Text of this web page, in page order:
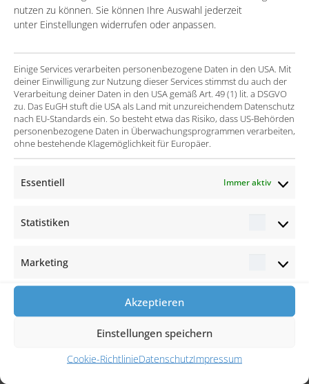
nutzen zu können. Sie können Ihre Auswahl jederzeit
unter Einstellungen widerrufen oder anpassen.
Einige Services verarbeiten personenbezogene Daten in den USA. Mit
deiner Einwilligung zur Nutzung dieser Services stimmst du auch der
Verarbeitung deiner Daten in den USA gemäß Art. 49 (1) lit. a DSGVO
zu. Das EuGH stuft die USA als Land mit unzureichendem Datenschutz
nach EU-Standards ein. So besteht etwa das Risiko, dass US-Behörden
personenbezogene Daten in Überwachungsprogrammen verarbeiten,
ohne bestehende Klagemöglichkeit für Europäer.
Essentiell Immer aktiv
Statistiken
Marketing
Akzeptieren
Einstellungen speichern
Cookie-RichtlinieDatenschutzImpressum
Mehr Informationen gewünscht? Besuchen Sie unsere
Seiten zu unserenLeistungen und Lösungen im
Supplier Risk Managementund machen Sie gerne
einen Termin mit unseren Experten aus!